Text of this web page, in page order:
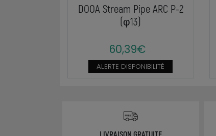
DOOA Stream Pipe ARC P-2
(φ13)
60,39€
ALERTE DISPONIBILITÉ
LIVRAISON GRATUITE